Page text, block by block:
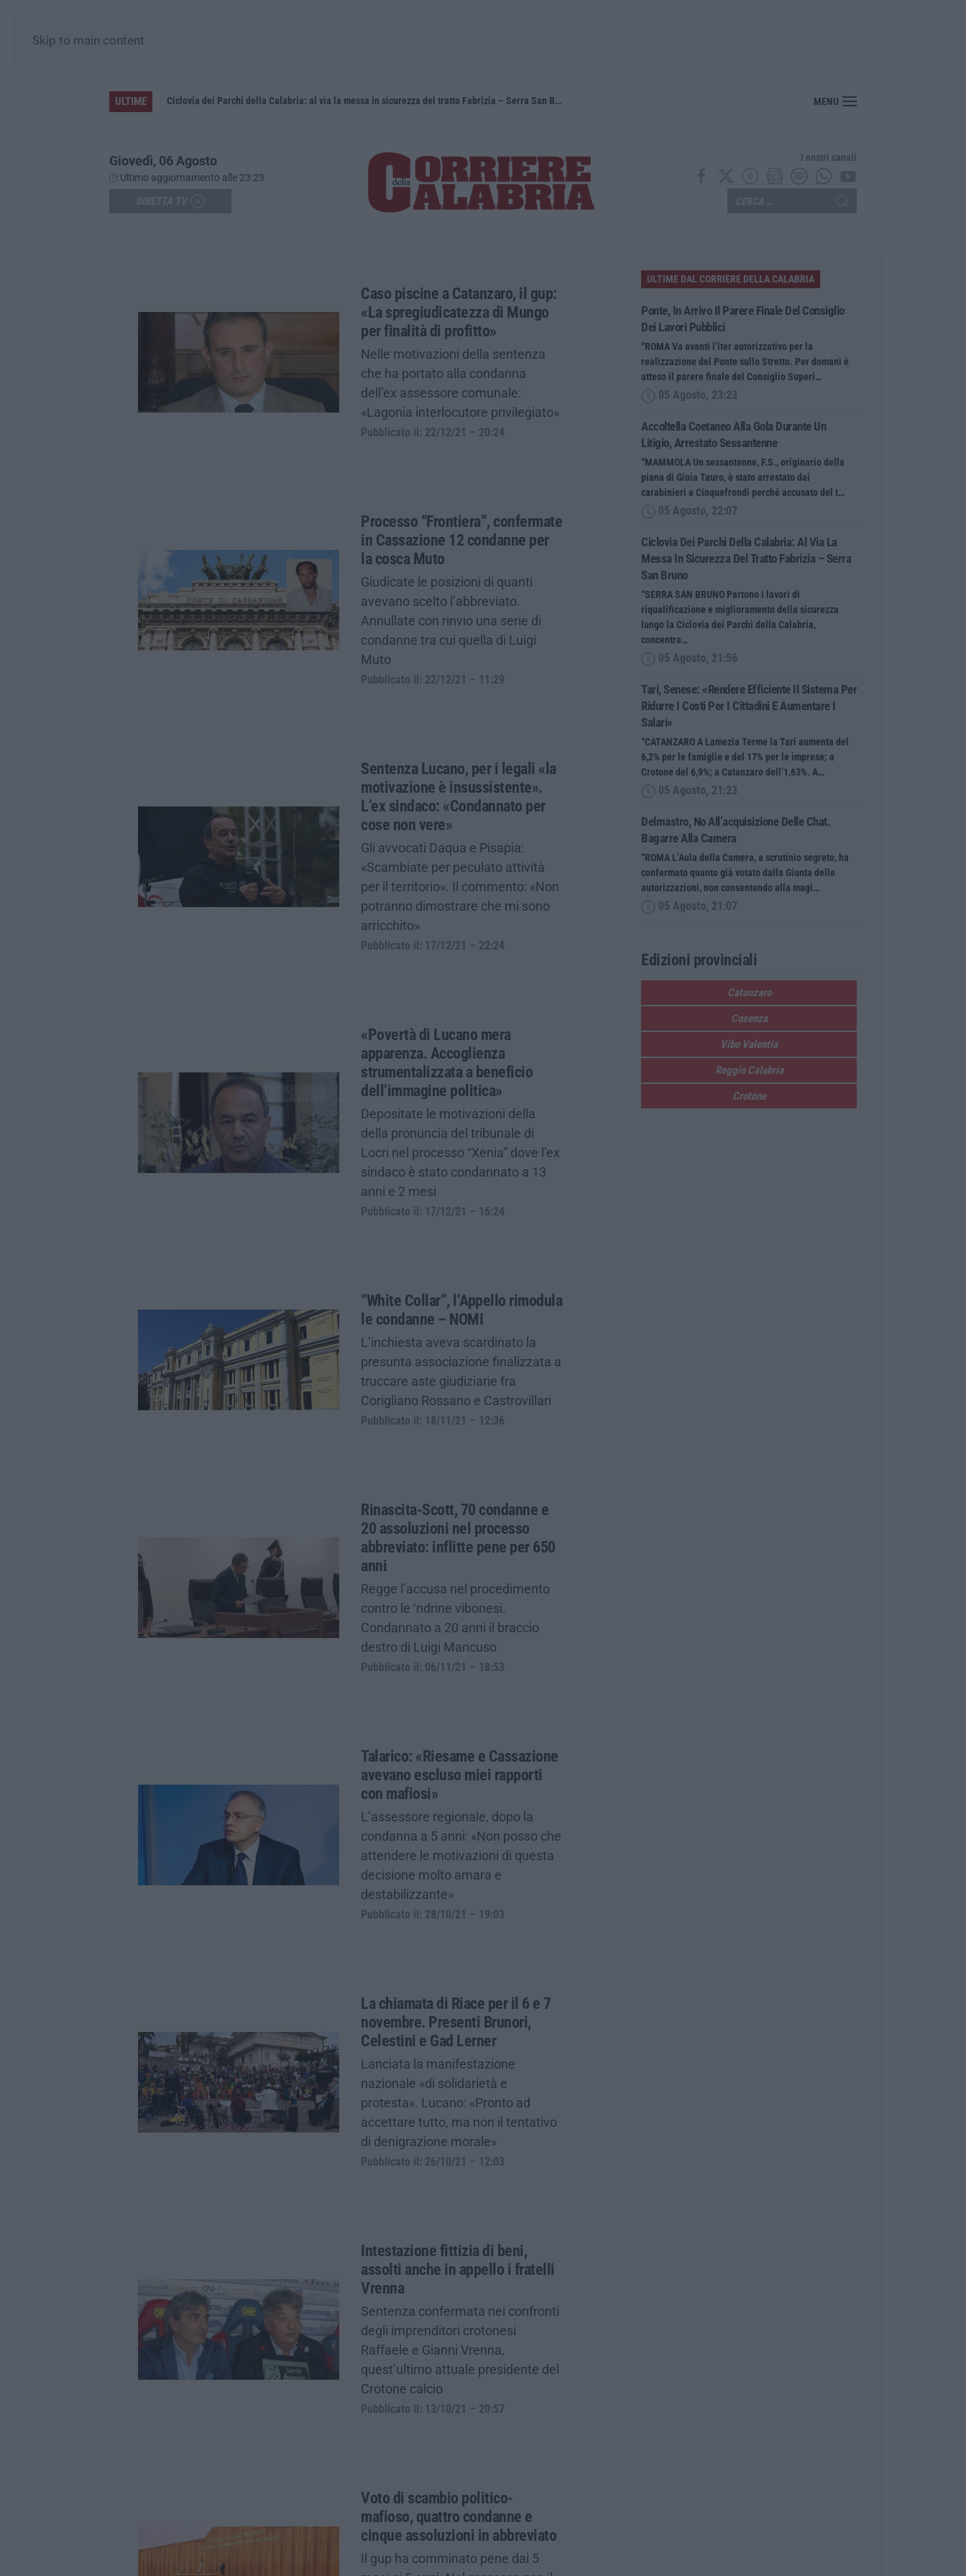
Skip to main content
ULTIME Ciclovia dei Parchi della Calabria: al via la messa in sicurezza del tratto Fabrizia – Serra San Bruno Tari, Senese: «Rendere efficiente il sistema per ridurre i costi per i cittadini e aumentare
MENU
Giovedì, 06 Agosto
Ultimo aggiornamento alle 23:23
I nostri canali
Caso piscine a Catanzaro, il gup:
«La spregiudicatezza di Mungo
per finalità di profitto»
Nelle motivazioni della sentenza
che ha portato alla condanna
dell’ex assessore comunale:
«Lagonia interlocutore privilegiato»
Pubblicato il: 22/12/21 – 20:24
Processo “Frontiera”, confermate
in Cassazione 12 condanne per
la cosca Muto
Giudicate le posizioni di quanti
avevano scelto l’abbreviato.
Annullate con rinvio una serie di
condanne tra cui quella di Luigi
Muto
Pubblicato il: 22/12/21 – 11:29
Sentenza Lucano, per i legali «la
motivazione è insussistente».
L’ex sindaco: «Condannato per
cose non vere»
Gli avvocati Daqua e Pisapia:
«Scambiate per peculato attività
per il territorio». Il commento: «Non
potranno dimostrare che mi sono
arricchito»
Pubblicato il: 17/12/21 – 22:24
«Povertà di Lucano mera
apparenza. Accoglienza
strumentalizzata a beneficio
dell’immagine politica»
Depositate le motivazioni della
della pronuncia del tribunale di
Locri nel processo “Xenia” dove l’ex
sindaco è stato condannato a 13
anni e 2 mesi
Pubblicato il: 17/12/21 – 16:24
“White Collar”, l’Appello rimodula
le condanne – NOMI
L’inchiesta aveva scardinato la
presunta associazione finalizzata a
truccare aste giudiziarie fra
Corigliano Rossano e Castrovillari
Pubblicato il: 18/11/21 – 12:36
Rinascita-Scott, 70 condanne e
20 assoluzioni nel processo
abbreviato: inflitte pene per 650
anni
Regge l’accusa nel procedimento
contro le ‘ndrine vibonesi.
Condannato a 20 anni il braccio
destro di Luigi Mancuso
Pubblicato il: 06/11/21 – 18:53
Talarico: «Riesame e Cassazione
avevano escluso miei rapporti
con mafiosi»
L’assessore regionale, dopo la
condanna a 5 anni: «Non posso che
attendere le motivazioni di questa
decisione molto amara e
destabilizzante»
Pubblicato il: 28/10/21 – 19:03
La chiamata di Riace per il 6 e 7
novembre. Presenti Brunori,
Celestini e Gad Lerner
Lanciata la manifestazione
nazionale «di solidarietà e
protesta». Lucano: «Pronto ad
accettare tutto, ma non il tentativo
di denigrazione morale»
Pubblicato il: 26/10/21 – 12:03
Intestazione fittizia di beni,
assolti anche in appello i fratelli
Vrenna
Sentenza confermata nei confronti
degli imprenditori crotonesi
Raffaele e Gianni Vrenna,
quest’ultimo attuale presidente del
Crotone calcio
Pubblicato il: 13/10/21 – 20:57
Voto di scambio politico-
mafioso, quattro condanne e
cinque assoluzioni in abbreviato
Il gup ha comminato pene dai 5
ULTIME DAL CORRIERE DELLA CALABRIA
Ponte, In Arrivo Il Parere Finale Del Consiglio
Dei Lavori Pubblici
“ROMA Va avanti l’iter autorizzativo per la
realizzazione del Ponte sullo Stretto. Per domani è
atteso il parere finale del Consiglio Superi…
05 Agosto, 23:23
Accoltella Coetaneo Alla Gola Durante Un
Litigio, Arrestato Sessantenne
“MAMMOLA Un sessantenne, F.S., originario della
piana di Gioia Tauro, è stato arrestato dai
carabinieri a Cinquefrondi perché accusato del t…
05 Agosto, 22:07
Ciclovia Dei Parchi Della Calabria: Al Via La
Messa In Sicurezza Del Tratto Fabrizia – Serra
San Bruno
“SERRA SAN BRUNO Partono i lavori di
riqualificazione e miglioramento della sicurezza
lungo la Ciclovia dei Parchi della Calabria,
concentra…
05 Agosto, 21:56
Tari, Senese: «Rendere Efficiente Il Sistema Per
Ridurre I Costi Per I Cittadini E Aumentare I
Salari»
“CATANZARO A Lamezia Terme la Tari aumenta del
6,2% per le famiglie e del 17% per le imprese; a
Crotone del 6,9%; a Catanzaro dell’1,63%. A…
05 Agosto, 21:23
Delmastro, No All’acquisizione Delle Chat.
Bagarre Alla Camera
“ROMA L’Aula della Camera, a scrutinio segreto, ha
confermato quanto già votato dalla Giunta delle
autorizzazioni, non consentendo alla magi…
05 Agosto, 21:07
Edizioni provinciali
Catanzaro
Cosenza
Vibo Valentia
Reggio Calabria
Crotone